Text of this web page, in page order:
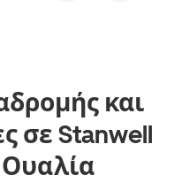
και
σε Stanwell
Ουαλία